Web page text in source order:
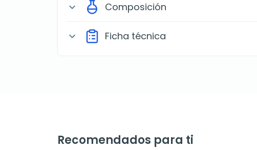
expand_more Composición
expand_more Ficha técnica
Recomendados para ti